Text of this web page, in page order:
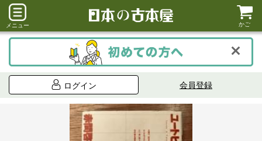
メニュー かご
ログイン 会員登録